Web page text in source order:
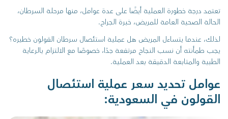
تعتمد درجة خطورة العملية أيضًا على عدة عوامل، منها مرحلة السرطان،
الحالة الصحية العامة للمريض، خبرة الجراح.
لذلك، عندما يتساءل المريض هل عملية استئصال سرطان القولون خطيره؟
يجب طمأنته أن نسب النجاح مرتفعة جدًا، خصوصًا مع الالتزام بالرعاية
الطبية والمتابعة الدقيقة بعد العملية.
عوامل تحديد سعر عملية استئصال
القولون في السعودية: